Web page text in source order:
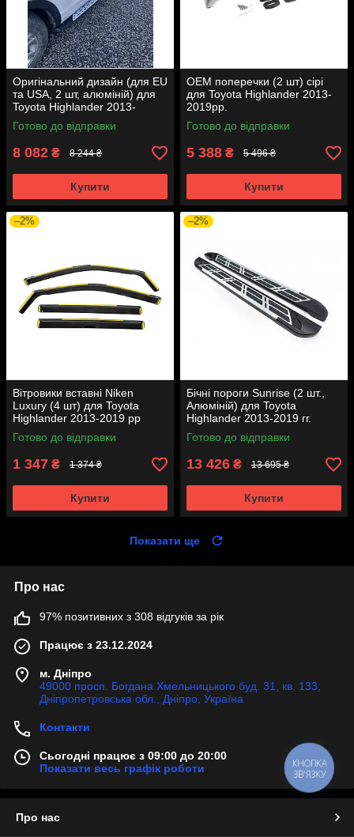
Оригінальний дизайн (для EU
та USA, 2 шт, алюміній) для
Toyota Highlander 2013-
2019рр.
Готово до відправки
8 082 ₴ 8 244 ₴
Купити
ОЕМ поперечки (2 шт) сірі
для Toyota Highlander 2013-
2019рр.
Готово до відправки
5 388 ₴ 5 496 ₴
Купити
–2%
Вітровики вставні Niken
Luxury (4 шт) для Toyota
Highlander 2013-2019 рр
Готово до відправки
1 347 ₴ 1 374 ₴
Купити
–2%
Бічні пороги Sunrise (2 шт.,
Алюміній) для Toyota
Highlander 2013-2019 гг.
Готово до відправки
13 426 ₴ 13 695 ₴
Купити
Показати ще
Про нас
97% позитивних з 308 відгуків за рік
Працює з 23.12.2024
м. Дніпро
49000 просп. Богдана Хмельницького буд. 31, кв. 133,
Дніпропетровська обл., Дніпро, Україна
Контакти
Сьогодні працює з 09:00 до 20:00
Показати весь графік роботи
Про нас
КНОПКА
ЗВ'ЯЗКУ